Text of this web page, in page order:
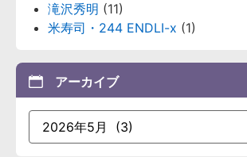
滝沢秀明 (11)
米寿司・244 ENDLI-x (1)
アーカイブ